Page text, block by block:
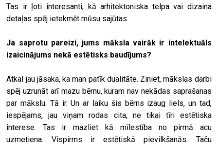
Tas ir ļoti interesanti, kā arhitektoniska telpa vai dizaina
detaļas spēj ietekmēt mūsu sajūtas.
Ja saprotu pareizi, jums māksla vairāk ir intelektuāls
izaicinājums nekā estētisks baudījums?
Atkal jau jāsaka, ka man patīk dualitāte. Ziniet, mākslas darbi
spēj uzrunāt arī mazu bērnu, kuram nav nekādas saprašanas
par mākslu. Tā ir. Un ar laiku šis bērns izaug liels, un tad,
iespējams, jau viņam rodas cita, ne tikai tīri estētiska
interese. Tas ir mazliet kā mīlestība no pirmā acu
uzmetiena. Vispirms ir estētiskā pievilkšanās. Taču